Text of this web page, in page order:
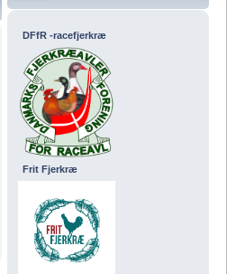
DFfR -racefjerkræ
Frit Fjerkræ